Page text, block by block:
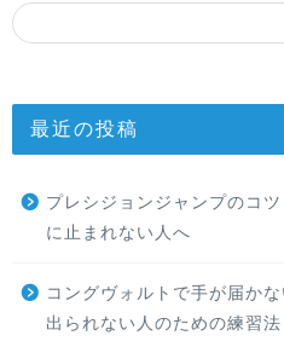
最近の投稿
プレシジョンジャンプのコ
に止まれない人へ
コングヴォルトで手が届か
出られない人のための練習法